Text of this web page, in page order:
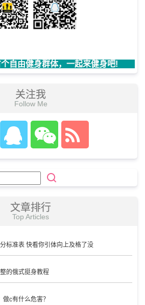
自由健身群体，一起来健身吧!
关注我
Follow Me
文章排行
Top Articles
标准表 快看你引体向上及格了没
的俄式挺身教程
c有什么危害？